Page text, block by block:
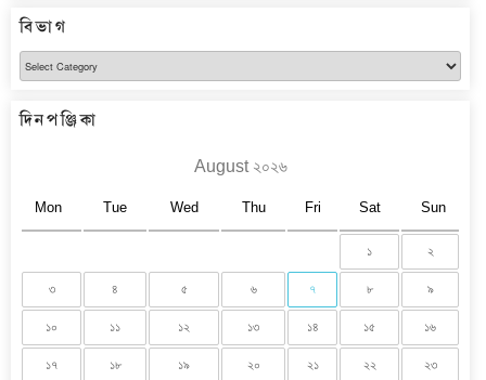
বিভাগ
বিভাগ
দিনপঞ্জিকা
August ২০২৬
Mon Tue Wed Thu Fri Sat Sun
১ ২
৩ ৪ ৫ ৬ ৭ ৮ ৯
১০ ১১ ১২ ১৩ ১৪ ১৫ ১৬
১৭ ১৮ ১৯ ২০ ২১ ২২ ২৩